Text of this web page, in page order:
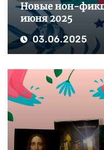
Новые нон-
июня 2025
03.06.2025